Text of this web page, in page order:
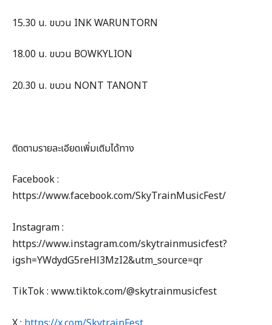
15.30 น. ขบวน INK WARUNTORN
18.00 น. ขบวน BOWKYLION
20.30 น. ขบวน NONT TANONT
ติดตามรายละเอียดเพิ่มเติมได้ทาง
Facebook :
https://www.facebook.com/SkyTrainMusicFest/
Instagram :
https://www.instagram.com/skytrainmusicfest?
igsh=YWdydG5reHl3MzI2&utm_source=qr
TikTok : www.tiktok.com/@skytrainmusicfest